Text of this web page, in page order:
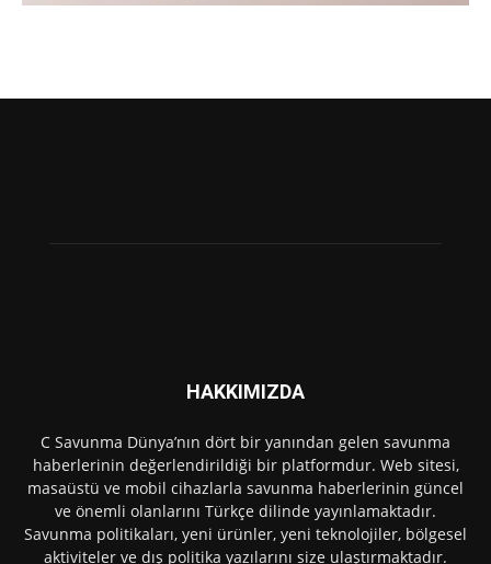
HAKKIMIZDA
C Savunma Dünya’nın dört bir yanından gelen savunma
haberlerinin değerlendirildiği bir platformdur. Web sitesi,
masaüstü ve mobil cihazlarla savunma haberlerinin güncel
ve önemli olanlarını Türkçe dilinde yayınlamaktadır.
Savunma politikaları, yeni ürünler, yeni teknolojiler, bölgesel
aktiviteler ve dış politika yazılarını size ulaştırmaktadır.